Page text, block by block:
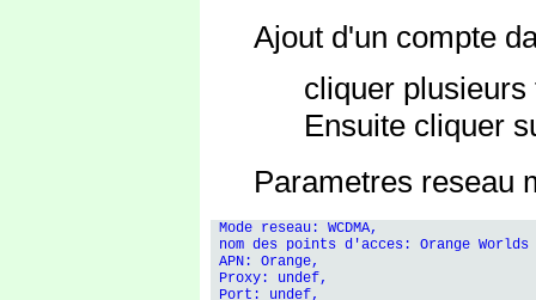
Ajout d'un compte
cliquer
Ensuite cliquer
Parametres reseau
Mode reseau: WCDMA,
nom des points d'acces: Orange
APN: Orange,
Proxy: undef,
Port: undef,